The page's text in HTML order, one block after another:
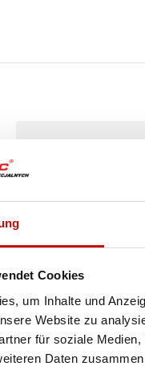
Cookies
um Inhalte und
Website zu
für soziale
Daten
ALLE
IHNEN